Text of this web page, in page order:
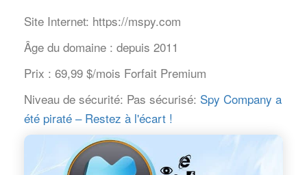
Site Internet: https://mspy.com
Âge du domaine : depuis 2011
Prix : 69,99 $/mois Forfait Premium
Niveau de sécurité: Pas sécurisé: Spy Company a
été piraté – Restez à l'écart !